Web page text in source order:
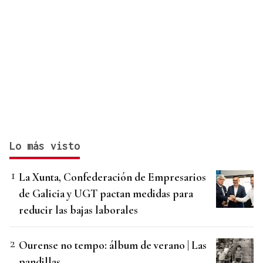
Lo más visto
La Xunta, Confederación de Empresarios
de Galicia y UGT pactan medidas para
reducir las bajas laborales
Ourense no tempo: álbum de verano | Las